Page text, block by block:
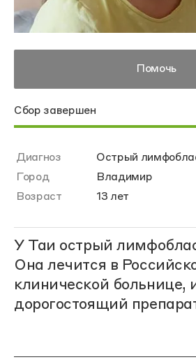
Помочь
Сбор завершен
Диагноз
Острый
Город
Владимир
Возраст
13 лет
У Таи острый
Она лечится в
клинической больнице,
дорогостоящий